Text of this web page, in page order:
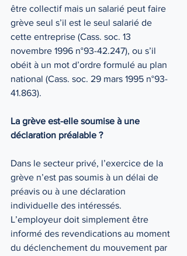
être collectif mais un salarié peut faire
grève seul s’il est le seul salarié de
cette entreprise (Cass. soc. 13
novembre 1996 n°93-42.247), ou s’il
obéit à un mot d’ordre formulé au plan
national (Cass. soc. 29 mars 1995 n°93-
41.863).
La grève est-elle soumise à une
déclaration préalable ?
Dans le secteur privé, l’exercice de la
grève n’est pas soumis à un délai de
préavis ou à une déclaration
individuelle des intéressés.
L’employeur doit simplement être
informé des revendications au moment
du déclenchement du mouvement par